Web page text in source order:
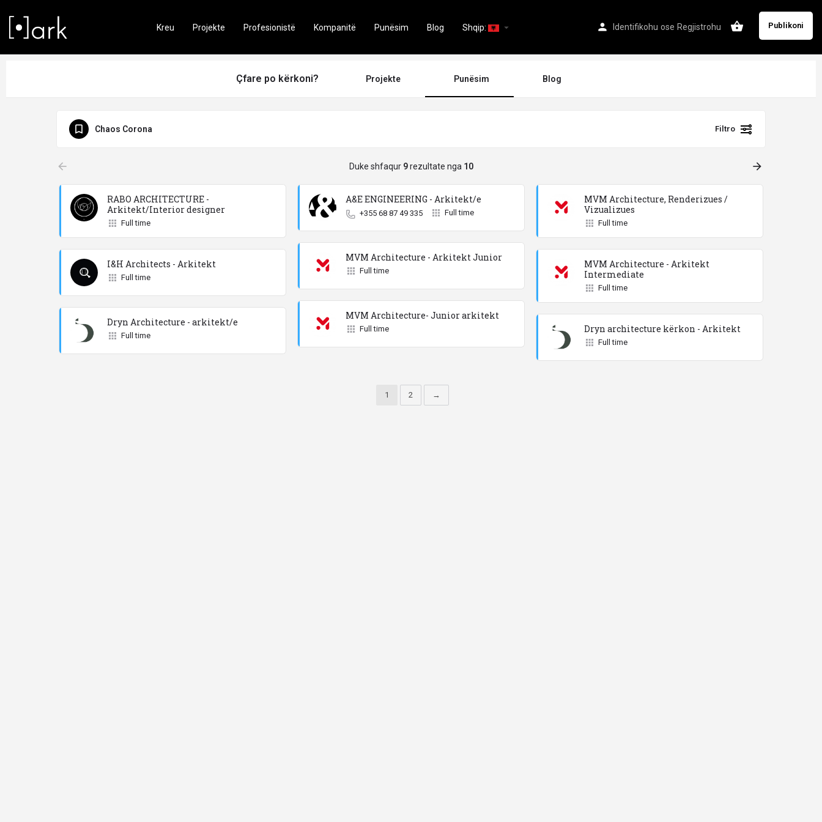
Identifikohu ose Regjistrohu Publikoni
Kreu Projekte Profesionistë Kompanitë Punësim Blog Shqip: arrow_drop_down
Çfare po kërkoni? Projekte Punësim Blog
Chaos Corona Filtro
arrow_backward Duke shfaqur 9rezultate nga 10 arrow_forward
RABO ARCHITECTURE -
Arkitekt/Interior designer
Full time
A&E ENGINEERING - Arkitekt/e
+355 68 87 49 335 Full time
MVM Architecture, Renderizues /
Vizualizues
Full time
MVM Architecture - Arkitekt Junior
Full time
I&H Architects - Arkitekt
Full time
MVM Architecture - Arkitekt
Intermediate
Full time
MVM Architecture- Junior arkitekt
Full time
Dryn Architecture - arkitekt/e
Full time
Dryn architecture kërkon - Arkitekt
Full time
1 2 →